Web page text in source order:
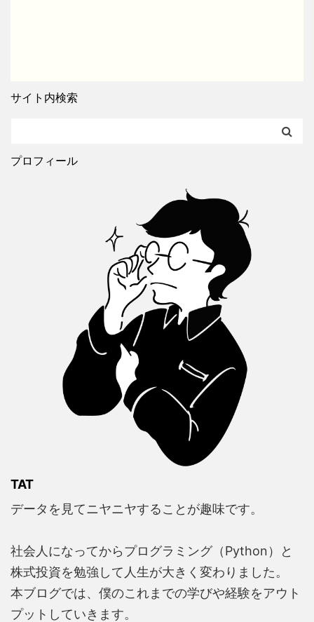
サイト内検索
プロフィール
TAT
データを見てニヤニヤすることが趣味です。
社会人になってからプログラミング（Python）と
株式投資を勉強して人生が大きく変わりました。
本ブログでは、僕のこれまでの学びや経験をアウト
プットしていきます。